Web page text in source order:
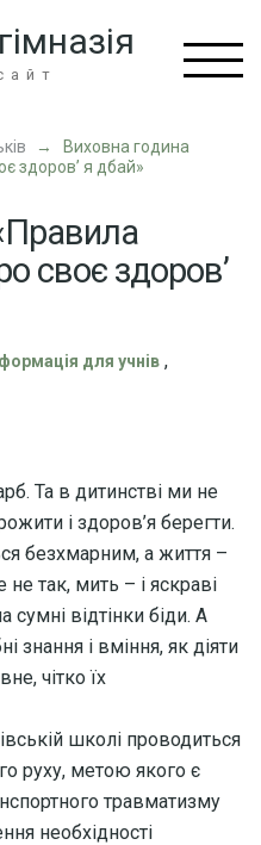
→
Виховна година
здоров’ я дбай»
своє здоров’
для учнів ,
Та в дитинстві ми не
і здоров’я берегти.
безхмарним, а життя –
так, мить – і яскраві
відтінки біди. А
знання і вміння, як діяти
чітко їх
школі проводиться
руху, метою якого є
травматизму
необхідності